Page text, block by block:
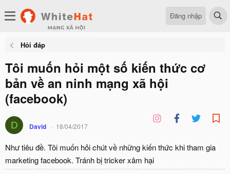
Đăng nhập
Hỏi đáp
Tôi muốn hỏi một số kiến thức cơ
bản về an ninh mạng xã hội
(facebook)
D David 18/04/2017
Như tiêu đề. Tôi muốn hỏi chút về những kiến thức khi tham gia
marketing facebook. Tránh bị tricker xâm hại